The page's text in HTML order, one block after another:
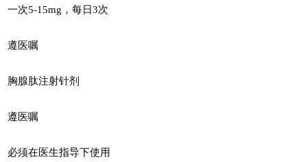
一次5-15mg，每日3次
遵医嘱
胸腺肽注射针剂
遵医嘱
必须在医生指导下使用